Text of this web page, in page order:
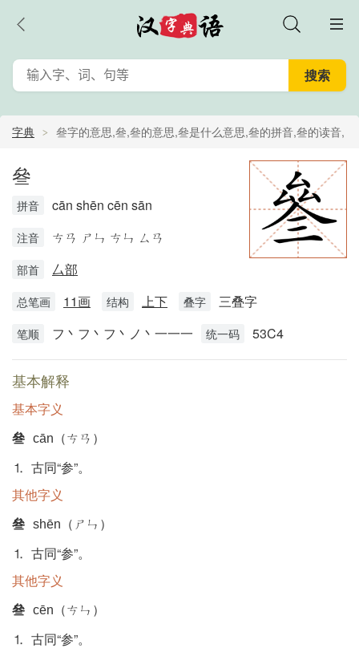
字典 叄字的意思,叄,叄的意思,叄是什么意思,叄的拼音,叄的读音,
叄的解释
叄
拼音 cān shēn cēn sān
注音 ㄘㄢ ㄕㄣ ㄘㄣ ㄙㄢ
部首 厶部
总笔画 11画 结构 上下 叠字 三叠字
笔顺 フ丶フ丶フ丶ノ丶一一一 统一码 53C4
基本解释
基本字义
叄 cān（ㄘㄢ）
⒈ 古同“参”。
其他字义
叄 shēn（ㄕㄣ）
⒈ 古同“参”。
其他字义
叄 cēn（ㄘㄣ）
⒈ 古同“参”。